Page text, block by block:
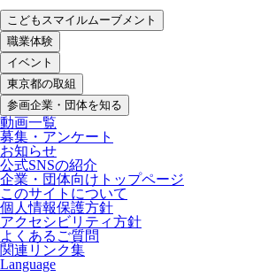
こどもスマイルムーブメント
職業体験
イベント
東京都の取組
参画企業・団体を知る
動画一覧
募集・アンケート
お知らせ
公式SNSの紹介
企業・団体向けトップページ
このサイトについて
個人情報保護方針
アクセシビリティ方針
よくあるご質問
関連リンク集
Language